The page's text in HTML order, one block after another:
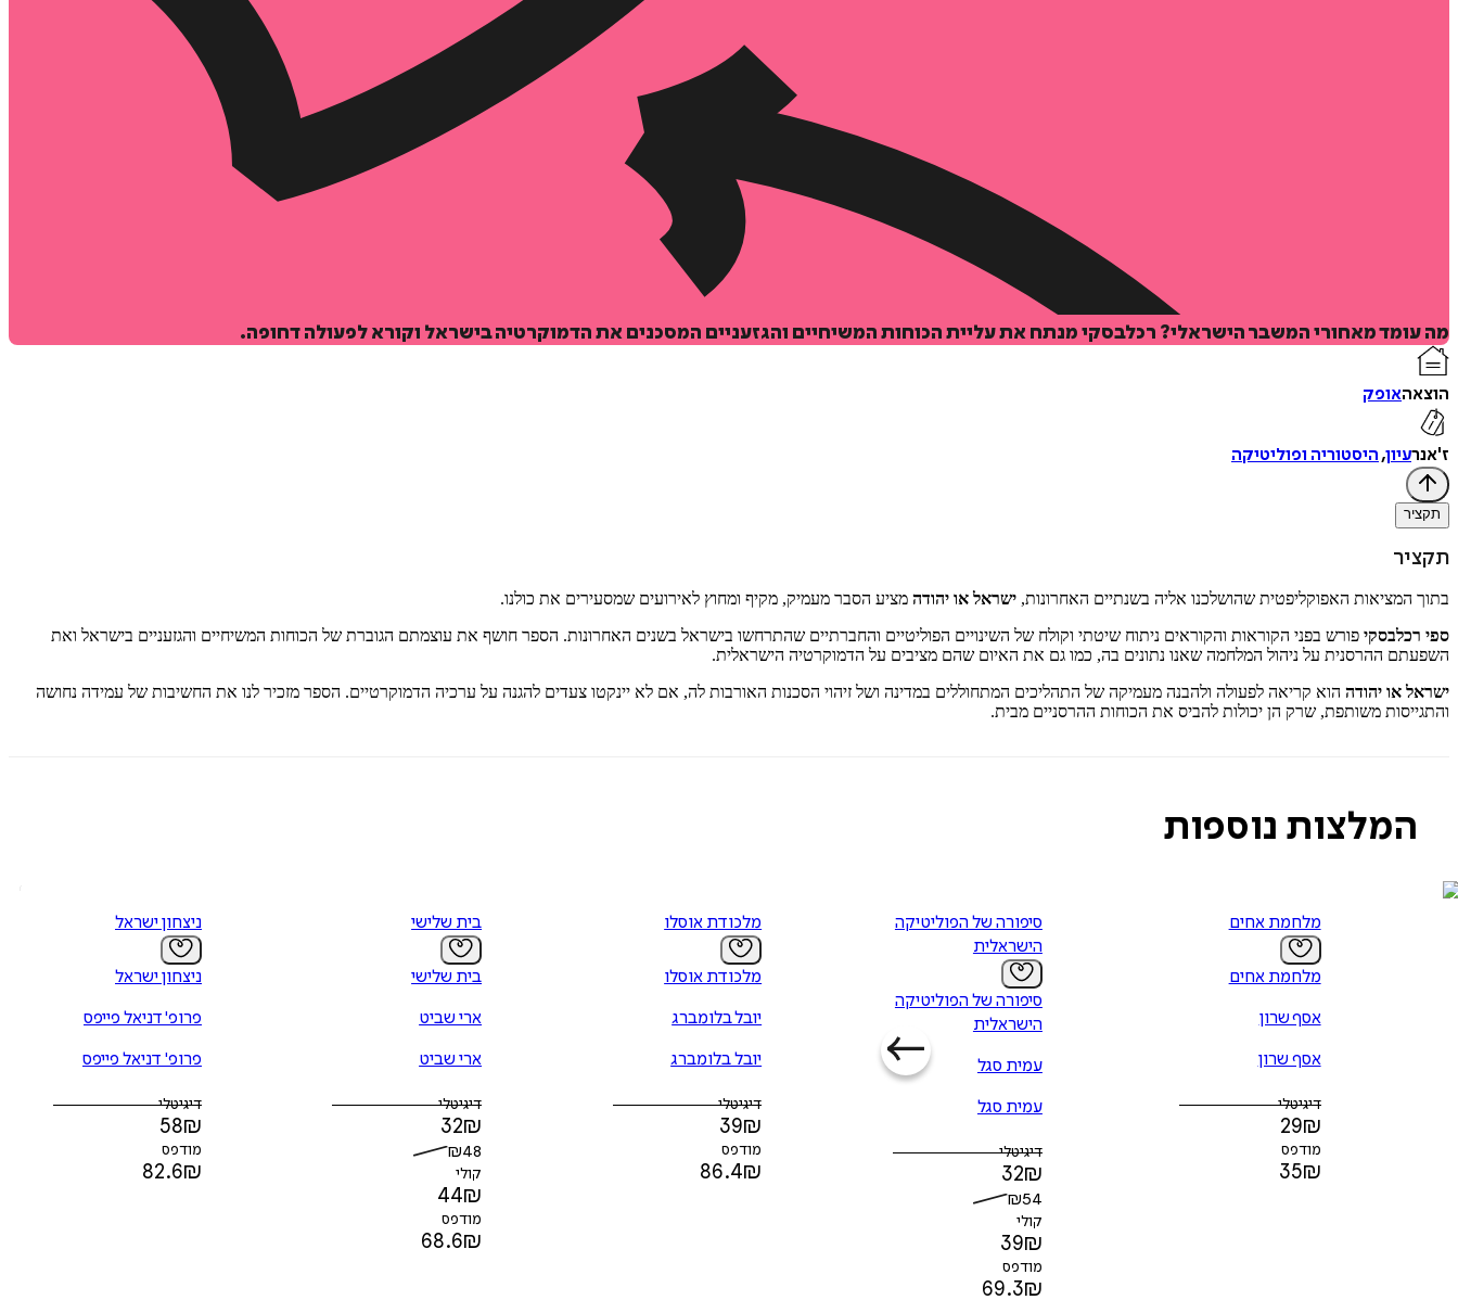
הוספה
מה עומד מאחורי המשבר הישראלי? רכלבסקי מנתח את עליית הכוחות המשיחיים והגזעניים המסכנים את הדמוקרטיה בישראל וקורא לפעולה דחופה.
הוצאהאופק
ז'אנרעיון,היסטוריה ופוליטיקה
תקציר
תקציר
בתוך המציאות האפוקליפטית שהושלכנו אליה בשנתיים האחרונות, ישראל או יהודה מציע הסבר מעמיק, מקיף ומחוץ לאירועים שמסעירים את כולנו.
ספי רכלבסקי פורש בפני הקוראות והקוראים ניתוח שיטתי וקולח של השינויים הפוליטיים והחברתיים שהתרחשו בישראל בשנים האחרונות. הספר חושף את עוצמתם הגוברת של הכוחות המשיחיים והגזעניים בישראל ואת
השפעתם ההרסנית על ניהול המלחמה שאנו נתונים בה, כמו גם את האיום שהם מציבים על הדמוקרטיה הישראלית.
ישראל או יהודה הוא קריאה לפעולה ולהבנה מעמיקה של התהליכים המתחוללים במדינה ושל זיהוי הסכנות האורבות לה, אם לא יינקטו צעדים להגנה על ערכיה הדמוקרטיים. הספר מזכיר לנו את החשיבות של עמידה נחושה
והתגייסות משותפת, שרק הן יכולות להביס את הכוחות ההרסניים מבית.
המלצות נוספות
מלחמת אחים
מלחמת אחים
אסף שרון
אסף שרון
דיגיטלי
29₪
מודפס
35₪
סיפורה של הפוליטיקה
הישראלית
סיפורה של הפוליטיקה
הישראלית
עמית סגל
עמית סגל
דיגיטלי
32₪
₪54
קולי
39₪
מודפס
69.3₪
מלכודת אוסלו
מלכודת אוסלו
יובל בלומברג
יובל בלומברג
דיגיטלי
39₪
מודפס
86.4₪
בית שלישי
בית שלישי
ארי שביט
ארי שביט
דיגיטלי
32₪
₪48
קולי
44₪
מודפס
68.6₪
ניצחון ישראל
ניצחון ישראל
פרופ' דניאל פייפס
פרופ' דניאל פייפס
דיגיטלי
58₪
מודפס
82.6₪